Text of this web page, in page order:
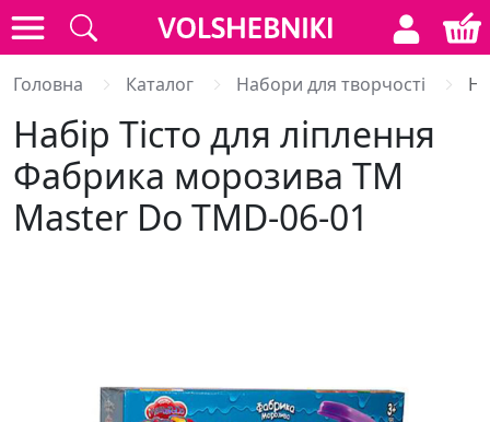
Головна Каталог Набори для творчості
Набір Тісто для ліплення
Фабрика морозива ТМ
Master Do TMD-06-01